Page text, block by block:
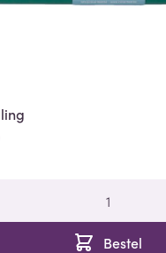
Bestel